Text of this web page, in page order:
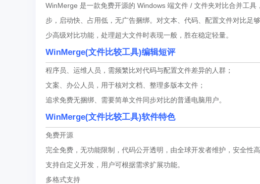
WinMerge 是一款免费开源的 Windows 端文件 / 文件夹对比合并工
步，启动快、占用低，无广告捆绑。对文本、代码、配置文件对比足
少高级对比功能，处理超大文件时表现一般，胜在稳定轻量。
WinMerge(文件比较工具)编辑短评
程序员、运维人员，需频繁比对代码与配置文件差异的人群；
文案、办公人员，用于核对文档、整理多版本文件；
追求免费无捆绑、需要简单文件同步对比的普通电脑用户。
WinMerge(文件比较工具)软件特色
免费开源
完全免费，无功能限制，代码公开透明，由全球开发者维护，安全性高
支持自定义开发，用户可根据需求扩展功能。
多格式支持